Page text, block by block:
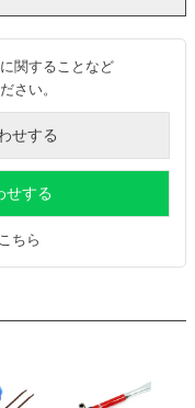
関することなど
さい。
せする
せする
ちら